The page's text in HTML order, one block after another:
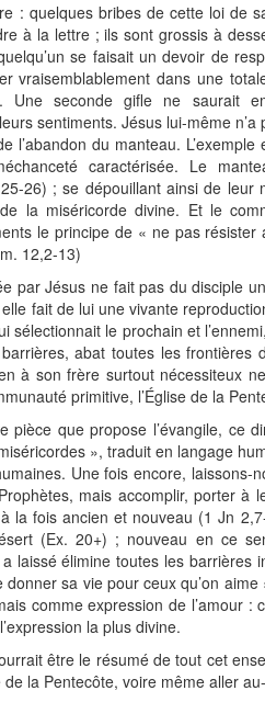
: quelques bribes de cette loi de
à la lettre ; ils sont grossis à
se faisait un devoir de
vraisemblablement dans une
Une seconde gifle ne saurait
sentiments. Jésus lui-même
l’abandon du manteau.
caractérisée. Le
26) ; se dépouillant ainsi de leur
la miséricorde divine. Et le
le principe de « ne pas
12,2-13)
par Jésus ne fait pas du disciple
fait de lui une vivante
sélectionnait le prochain et
abat toutes les frontières
à son frère surtout nécessiteux
primitive, l’Église de la
pièce que propose l’évangile, ce
», traduit en langage
Une fois encore, laissons-
mais accomplir, porter à
la fois ancien et nouveau (1 Jn
(Ex. 20+) ; nouveau en ce
a laissé élimine toutes les
sa vie pour ceux qu’on
comme expression de l’amour :
la plus divine.
être le résumé de tout cet
la Pentecôte, voire même aller